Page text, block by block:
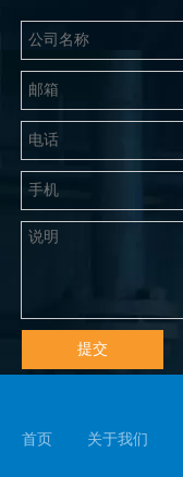
提交
首页 关于我们